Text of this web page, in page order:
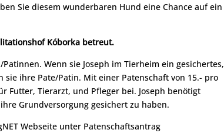
Sie diesem wunderbaren Hund eine Chance auf ein
Kóborka betreut.
Wenn sie Joseph im Tierheim ein gesichertes,
ihre Pate/Patin. Mit einer Patenschaft von 15.- pro
Futter, Tierarzt, und Pfleger bei. Joseph benötigt
Grundversorgung gesichert zu haben.
Webseite unter Patenschaftsantrag